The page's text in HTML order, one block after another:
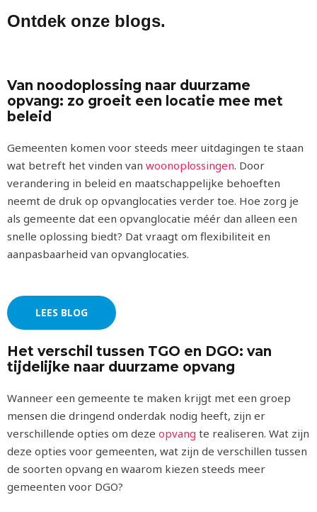
Ontdek onze blogs.
Van noodoplossing naar duurzame
opvang: zo groeit een locatie mee met
beleid
Gemeenten komen voor steeds meer uitdagingen te staan
wat betreft het vinden van woonoplossingen. Door
verandering in beleid en maatschappelijke behoeften
neemt de druk op opvanglocaties verder toe. Hoe zorg je
als gemeente dat een opvanglocatie méér dan alleen een
snelle oplossing biedt? Dat vraagt om flexibiliteit en
aanpasbaarheid van opvanglocaties.
LEES BLOG
Het verschil tussen TGO en DGO: van
tijdelijke naar duurzame opvang
Wanneer een gemeente te maken krijgt met een groep
mensen die dringend onderdak nodig heeft, zijn er
verschillende opties om deze opvang te realiseren. Wat zijn
deze opties voor gemeenten, wat zijn de verschillen tussen
de soorten opvang en waarom kiezen steeds meer
gemeenten voor DGO?